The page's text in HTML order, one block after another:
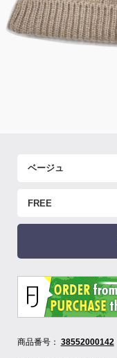
商品番号： 38552000142